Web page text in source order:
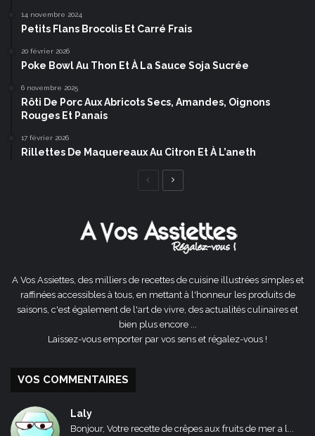
14 novembre 2024
Petits Flans Brocolis Et Carré Frais
20 février 2026
Poke Bowl Au Thon Et À La Sauce Soja Sucrée
6 novembre 2025
Rôti De Porc Aux Abricots Secs, Amandes, Oignons
Rouges Et Panais
17 février 2026
Rillettes De Maquereaux Au Citron Et À L’aneth
Page
A Vos Assiettes, des milliers de recettes de cuisine illustrées simples et
raffinées accessibles à tous, en mettant à l'honneur les produits de
saisons, c'est également de l'art de vivre, des actualités culinaires et
bien plus encore ...
Laissez-vous emporter par vos sens et régalez-vous !
VOS COMMENTAIRES
Laly
Bonjour, Votre recette de crêpes aux fruits de mer a l...